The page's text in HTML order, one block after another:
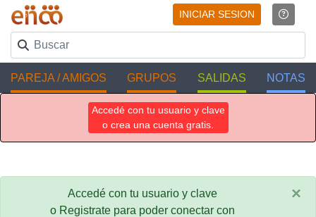
INICIAR SESION
PAREJA / AMIGOS GRUPOS SALIDAS NOTAS
Accedé con tu usuario y clave
o crea una cuenta gratis.
Accedé con tu usuario y clave
o Registrate para poder conectar con
×